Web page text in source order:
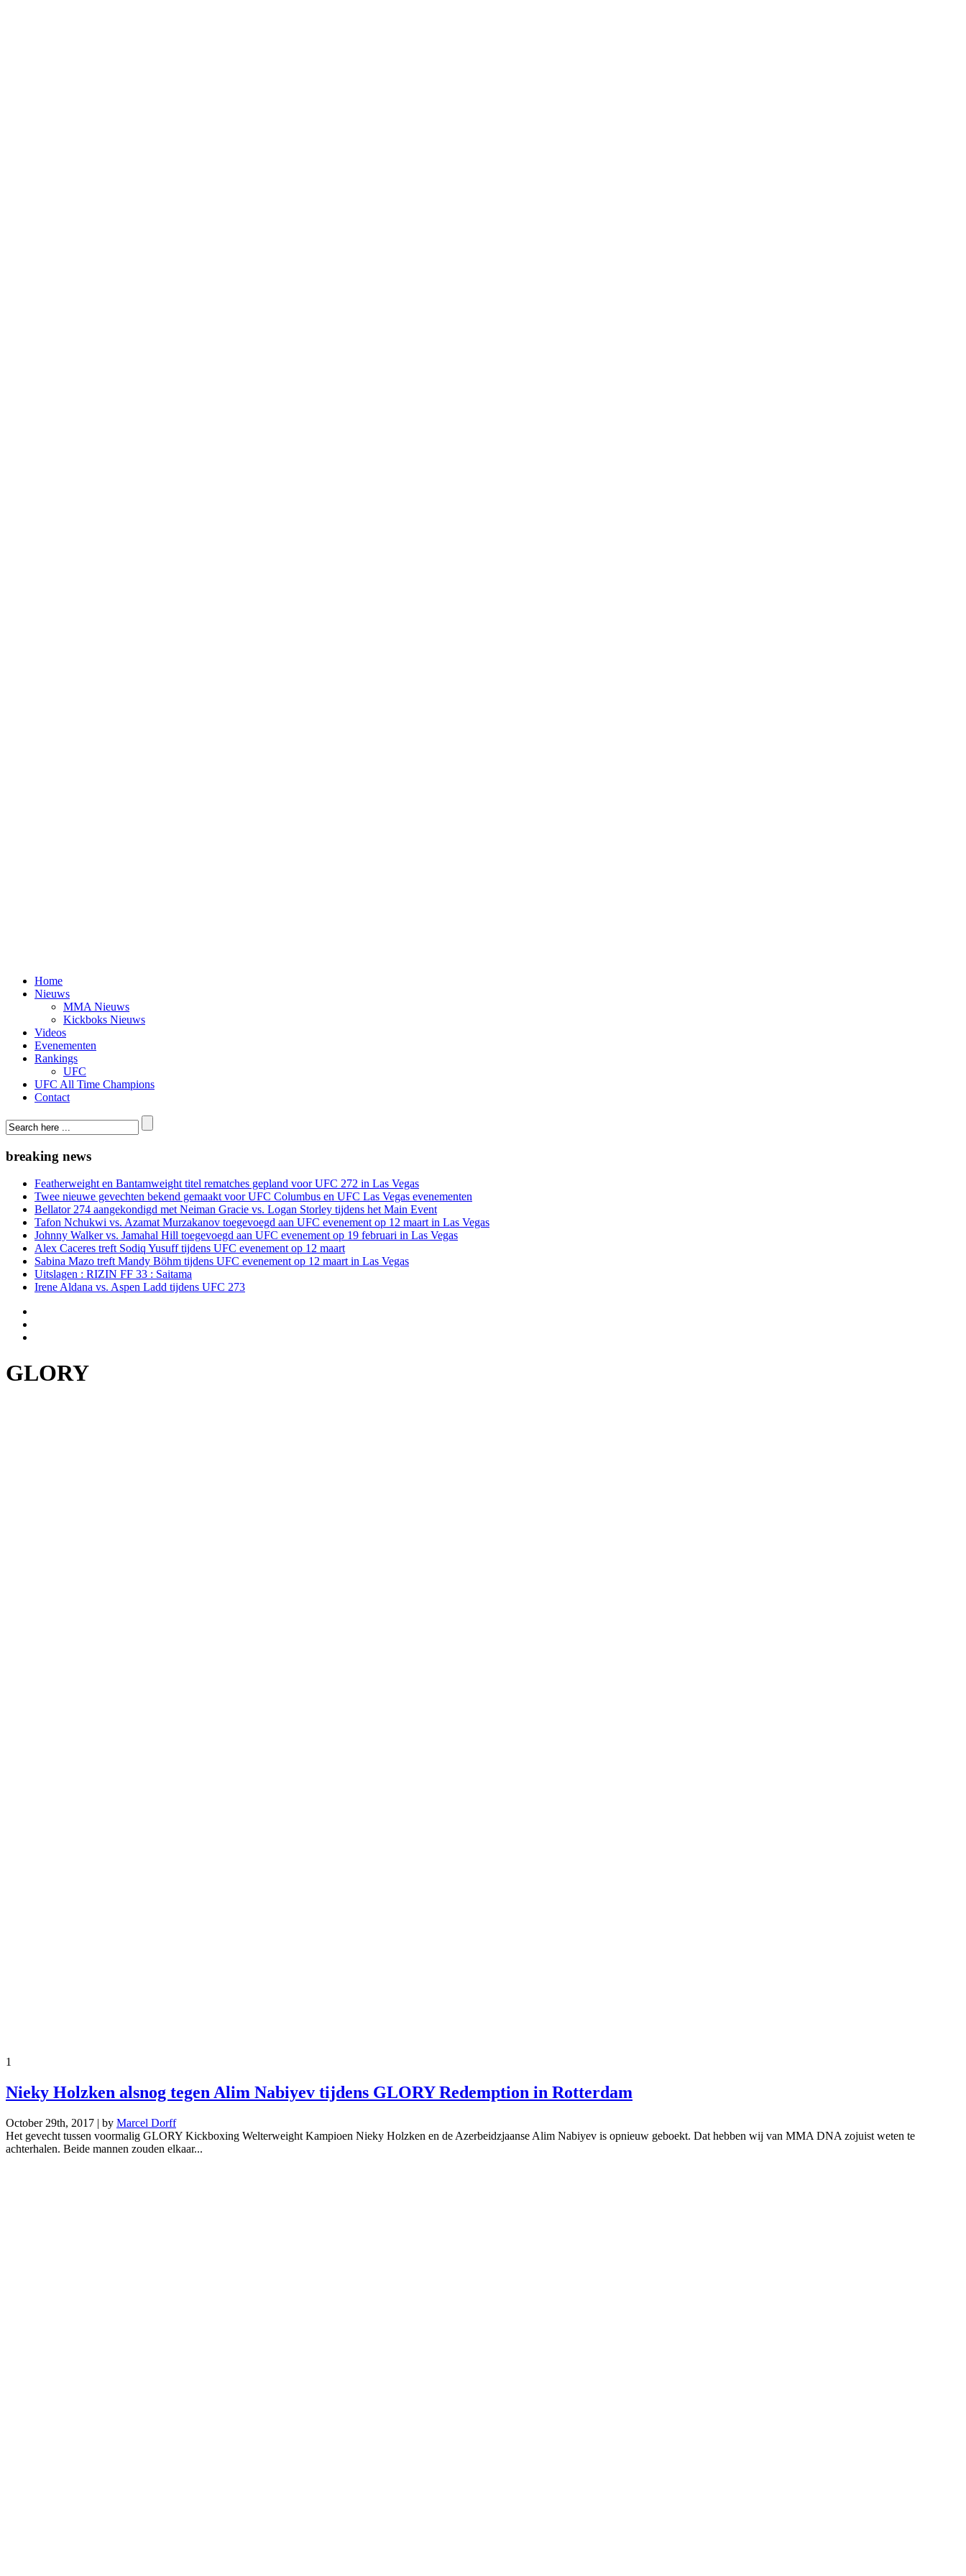
Home
Nieuws
MMA Nieuws
Kickboks Nieuws
Videos
Evenementen
Rankings
UFC
UFC All Time Champions
Contact
breaking news
Featherweight en Bantamweight titel rematches gepland voor UFC 272 in Las Vegas
Twee nieuwe gevechten bekend gemaakt voor UFC Columbus en UFC Las Vegas evenementen
Bellator 274 aangekondigd met Neiman Gracie vs. Logan Storley tijdens het Main Event
Tafon Nchukwi vs. Azamat Murzakanov toegevoegd aan UFC evenement op 12 maart in Las Vegas
Johnny Walker vs. Jamahal Hill toegevoegd aan UFC evenement op 19 februari in Las Vegas
Alex Caceres treft Sodiq Yusuff tijdens UFC evenement op 12 maart
Sabina Mazo treft Mandy Böhm tijdens UFC evenement op 12 maart in Las Vegas
Uitslagen : RIZIN FF 33 : Saitama
Irene Aldana vs. Aspen Ladd tijdens UFC 273
GLORY
1
Nieky Holzken alsnog tegen Alim Nabiyev tijdens GLORY Redemption in Rotterdam
October 29th, 2017 | by Marcel Dorff
Het gevecht tussen voormalig GLORY Kickboxing Welterweight Kampioen Nieky Holzken en de Azerbeidzjaanse Alim Nabiyev is opnieuw geboekt. Dat hebben wij van MMA DNA zojuist weten te
achterhalen. Beide mannen zouden elkaar...